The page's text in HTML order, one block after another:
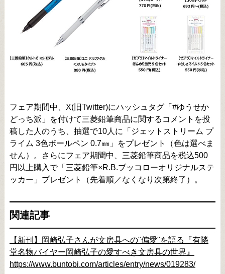
フェア期間中、X(旧Twitter)にハッシュタグ「#ゆうせか
どっち派」を付けて三菱鉛筆商品に関するコメントを投
稿した人のうち、抽選で10人に「ジェットストリーム プ
ライム 3色ボールペン 0.7㎜」をプレゼント（色は選べま
せん）。さらにフェア期間中、三菱鉛筆商品を税込500
円以上購入で「三菱鉛筆×R.B.ブッコローオリジナルステ
ッカー」プレゼント（先着順／なくなり次第終了）。
関連記事
【新刊】岡崎弘子さんが文房具への"偏愛"を語る『有隣
堂名物バイヤー岡崎弘子の愛すべき文房具の世界』
https://www.buntobi.com/articles/entry/news/019283/